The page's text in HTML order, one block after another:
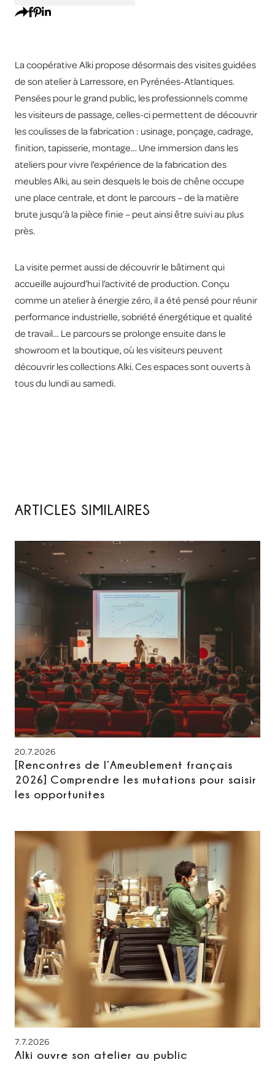
La coopérative Alki propose désormais des visites guidées
de son atelier à Larressore, en Pyrénées-Atlantiques.
Pensées pour le grand public, les professionnels comme
les visiteurs de passage, celles-ci permettent de découvrir
les coulisses de la fabrication : usinage, ponçage, cadrage,
finition, tapisserie, montage… Une immersion dans les
ateliers pour vivre l’expérience de la fabrication des
meubles Alki, au sein desquels le bois de chêne occupe
une place centrale, et dont le parcours – de la matière
brute jusqu’à la pièce finie – peut ainsi être suivi au plus
près.
La visite permet aussi de découvrir le bâtiment qui
accueille aujourd’hui l’activité de production. Conçu
comme un atelier à énergie zéro, il a été pensé pour réunir
performance industrielle, sobriété énergétique et qualité
de travail… Le parcours se prolonge ensuite dans le
showroom et la boutique, où les visiteurs peuvent
découvrir les collections Alki. Ces espaces sont ouverts à
tous du lundi au samedi.
ARTICLES SIMILAIRES
20.7.2026
[Rencontres de l’Ameublement français
2026] Comprendre les mutations pour saisir
les opportunites
7.7.2026
Alki ouvre son atelier au public